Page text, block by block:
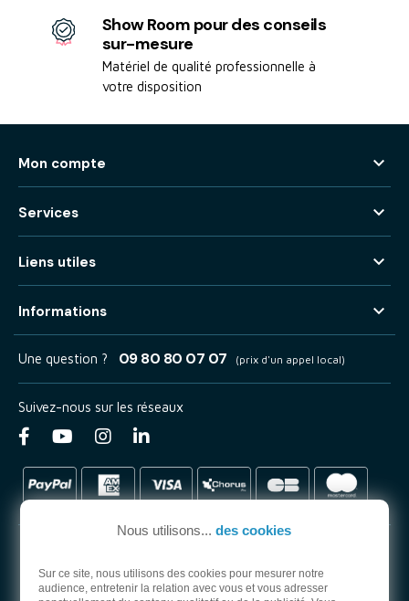
Show Room pour des conseils
sur-mesure
Matériel de qualité professionnelle à
votre disposition
Mon compte 
Services 
Liens utiles 
Informations 
Nous utilisons... des cookies
Sur ce site, nous utilisons des cookies pour mesurer notre
audience, entretenir la relation avec vous et vous adresser
Une question ? 09 80 80 07 07 (prix d'un appel local)
Suivez-nous sur les réseaux